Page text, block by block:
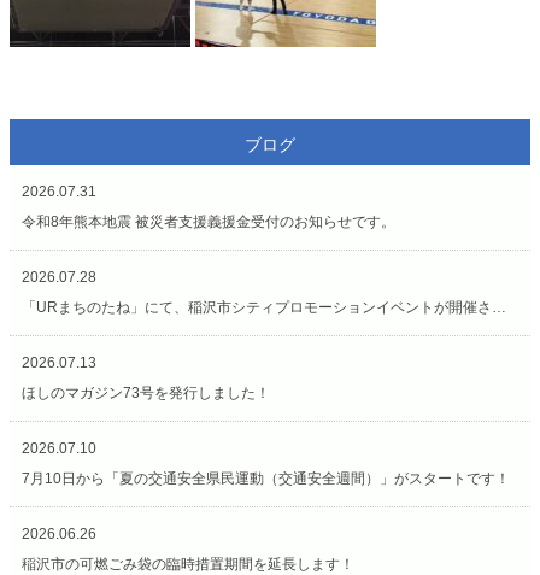
ブログ
2026.07.31
令和8年熊本地震 被災者支援義援金受付のお知らせです。
2026.07.28
「URまちのたね」にて、稲沢市シティプロモーションイベントが開催されています（7/27〜8/2）
2026.07.13
ほしのマガジン73号を発行しました！
2026.07.10
7月10日から「夏の交通安全県民運動（交通安全週間）」がスタートです！
2026.06.26
稲沢市の可燃ごみ袋の臨時措置期間を延長します！